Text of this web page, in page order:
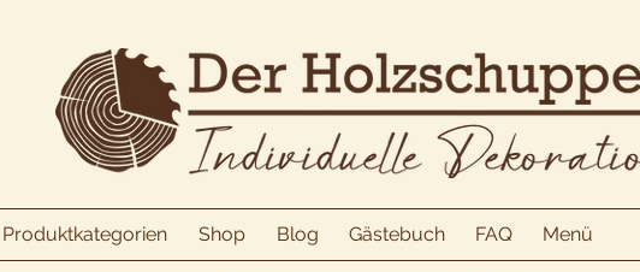
Produktkategorien Shop Blog Gästebuch FAQ Menü